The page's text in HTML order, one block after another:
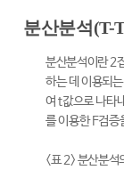
분산분석(T-
분산분석이란 2
하는 데 이용되
여 t값으로 나타
를 이용한 F검증
<표 2> 분산분석